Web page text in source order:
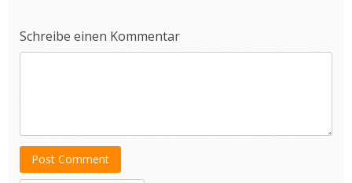
Schreibe einen Kommentar
Post Comment